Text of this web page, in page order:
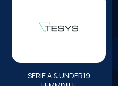
SERIE A & UNDER19